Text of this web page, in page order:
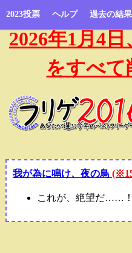
2023投票 ヘルプ 過去の結果
2026年1月4
をすべて
我が為に鳴け、夜の鳥
これが、絶望だ……！